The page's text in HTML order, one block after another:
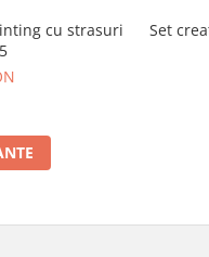
cu strasuri
Set